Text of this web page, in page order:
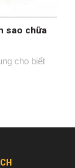
sao chữa
cho biết